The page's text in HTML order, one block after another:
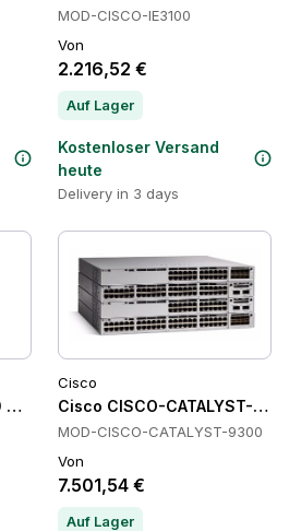
MOD-CISCO-IE3100
Von
2.216,52 €
Auf Lager
Kostenloser Versand
heute
Delivery in 3 days
Schalter
Cisco
Cisco CISCO-CATALYST-
MOD-CISCO-CATALYST-9300
Von
7.501,54 €
Auf Lager